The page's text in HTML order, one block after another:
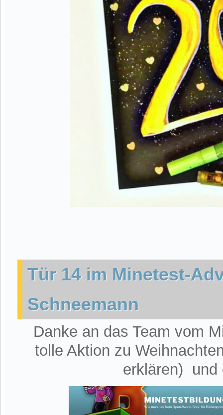
Tür 14 im Minetest-
Schneemann
Danke an das Team vom
tolle Aktion zu
erklären) und